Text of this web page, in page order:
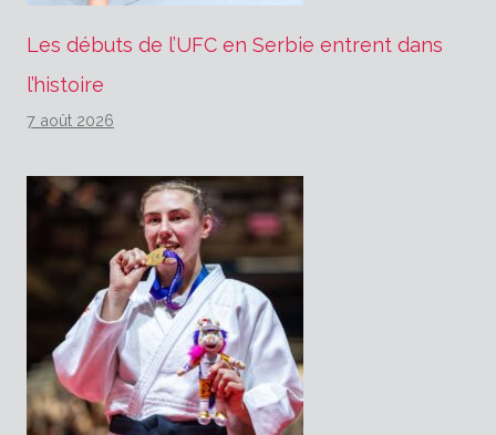
Les débuts de l’UFC en Serbie entrent dans
l’histoire
7 août 2026